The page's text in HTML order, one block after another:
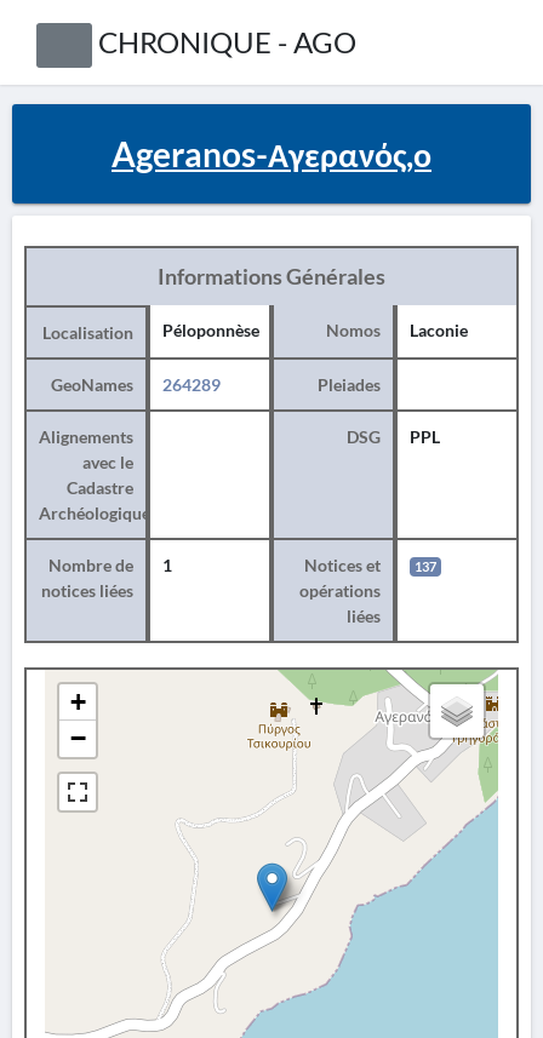
CHRONIQUE - AGO
Ageranos-Αγερανός,ο
Informations Générales
Localisation Péloponnèse Nomos Laconie
GeoNames 264289 Pleiades
Alignements
avec le
Cadastre
Archéologique
DSG PPL
Nombre de
notices liées
1
Notices et
opérations
liées
137
+
−